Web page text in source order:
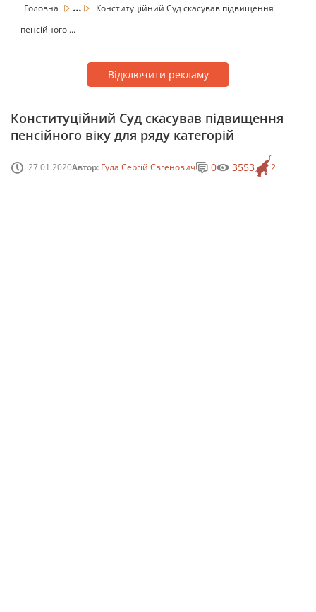
Головна ...
Конституційний Суд скасував підвищення
пенсійного ...
Відключити рекламу
Конституційний Суд скасував підвищення
пенсійного віку для ряду категорій
27.01.2020Автор: Гула Сергій Євгенович 2
0 3553